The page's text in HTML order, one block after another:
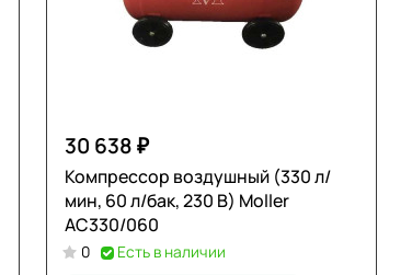
30 638 ₽
Компрессор воздушный (330 л/
мин, 60 л/бак, 230 В) Moller
AC330/060
0 Есть в наличии